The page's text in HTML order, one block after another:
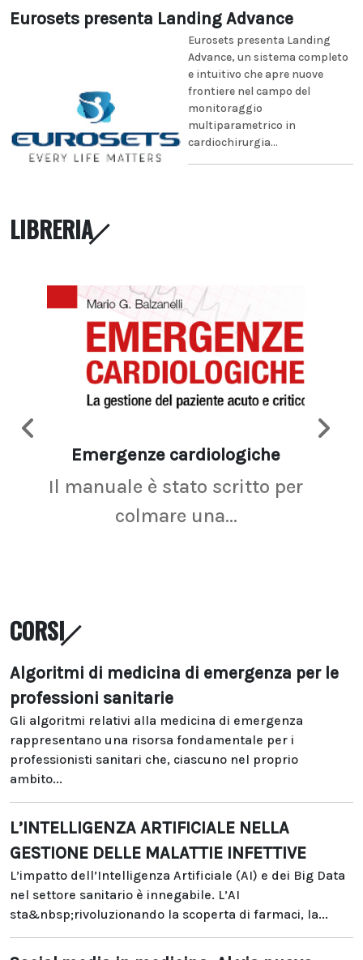
Eurosets presenta Landing Advance
Eurosets presenta Landing
Advance, un sistema completo
e intuitivo che apre nuove
frontiere nel campo del
monitoraggio
multiparametrico in
cardiochirurgia...
LIBRERIA
Emergenze cardiologiche
Il manuale è stato scritto per
colmare una...
CORSI
Algoritmi di medicina di emergenza per le
professioni sanitarie
Gli algoritmi relativi alla medicina di emergenza
rappresentano una risorsa fondamentale per i
professionisti sanitari che, ciascuno nel proprio
ambito...
L’INTELLIGENZA ARTIFICIALE NELLA
GESTIONE DELLE MALATTIE INFETTIVE
L’impatto dell’Intelligenza Artificiale (AI) e dei Big Data
nel settore sanitario è innegabile. L’AI
sta&nbsp;rivoluzionando la scoperta di farmaci, la...